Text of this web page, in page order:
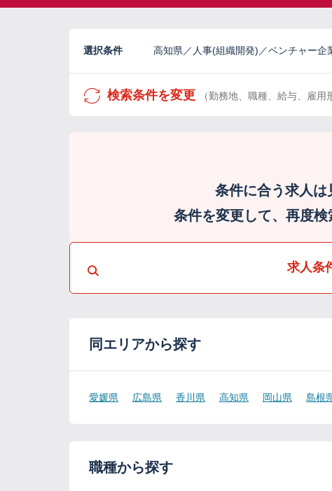
選択条件 高知県／人事(組織開発)／ベンチャー企
検索条件を変更 （勤務地、職種、給与、雇用
条件に合う求人は
条件を変更して、再度検
求人条
同エリアから探す
愛媛県 広島県 香川県 高知県 岡山県 島根
職種から探す